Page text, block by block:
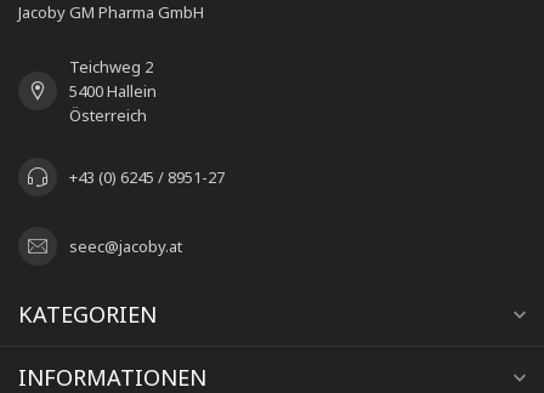
Jacoby GM Pharma GmbH
Teichweg 2
5400 Hallein
Österreich
+43 (0) 6245 / 8951-27
seec@jacoby.at
KATEGORIEN
INFORMATIONEN